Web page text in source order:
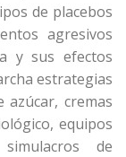
de placebos
agresivos
y sus efectos
estrategias
cremas
equipos
de